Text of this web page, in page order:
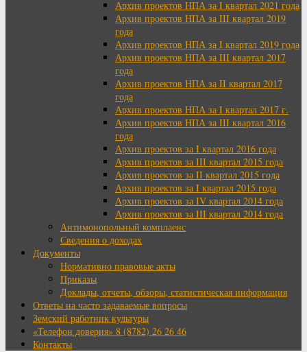
Архив проектов НПА за I квартал 2021 года
Архив проектов НПА за III квартал 2019
года
Архив проектов НПА за I квартал 2019 года
Архив проектов НПА за III квартал 2017
года
Архив проектов НПА за II квартал 2017
года
Архив проектов НПА за I квартал 2017 г.
Архив проектов НПА за III квартал 2016
года
Архив проектов за I квартал 2016 года
Архив проектов за III квартал 2015 года
Архив проектов за II квартал 2015 года
Архив проектов за I квартал 2015 года
Архив проектов за IV квартал 2014 года
Архив проектов за III квартал 2014 года
Антимонопольный комплаенс
Сведения о доходах
Документы
Нормативно правовые акты
Приказы
Доклады, отчеты, обзоры, статистическая информация
Ответы на часто задаваемые вопросы
Земский работник культуры
«Телефон доверия» 8 (8782) 26 26 46
Контакты